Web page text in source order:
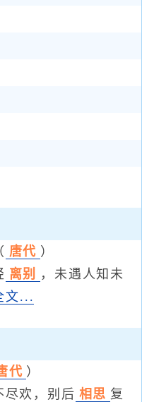
唐代 ）
离别
，未遇人知未
文...
代 ）
欢，别后 相思 复